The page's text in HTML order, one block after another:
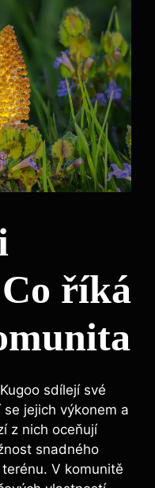
říká
sdílejí své
jejich výkonem a
z nich oceňují
snadného
V komunitě